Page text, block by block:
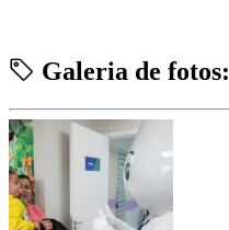
Galeria de fotos: